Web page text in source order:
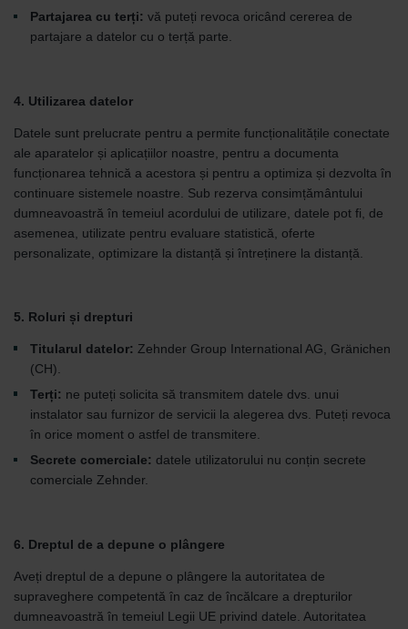
Partajarea cu terți: vă puteți revoca oricând cererea de
partajare a datelor cu o terță parte.
4. Utilizarea datelor
Datele sunt prelucrate pentru a permite funcționalitățile conectate
ale aparatelor și aplicațiilor noastre, pentru a documenta
funcționarea tehnică a acestora și pentru a optimiza și dezvolta în
continuare sistemele noastre. Sub rezerva consimțământului
dumneavoastră în temeiul acordului de utilizare, datele pot fi, de
asemenea, utilizate pentru evaluare statistică, oferte
personalizate, optimizare la distanță și întreținere la distanță.
5. Roluri și drepturi
Titularul datelor: Zehnder Group International AG, Gränichen
(CH).
Terți: ne puteți solicita să transmitem datele dvs. unui
instalator sau furnizor de servicii la alegerea dvs. Puteți revoca
în orice moment o astfel de transmitere.
Secrete comerciale: datele utilizatorului nu conțin secrete
comerciale Zehnder.
6. Dreptul de a depune o plângere
Aveți dreptul de a depune o plângere la autoritatea de
supraveghere competentă în caz de încălcare a drepturilor
dumneavoastră în temeiul Legii UE privind datele. Autoritatea